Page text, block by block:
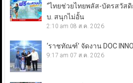
“ไทยช่วยไทยพลัส-บัตรสวัสดิ
บ. สนุกไม่อั้น
2:10 am 08 ส.ค. 2026
‘ราชทัณฑ์’ จัดงาน DOC
9:17 am 07 ส.ค. 2026